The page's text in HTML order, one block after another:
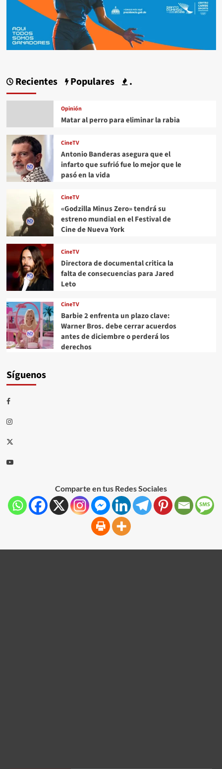
Recientes Populares .
Opinión
Matar al perro para eliminar la rabia
CineTV
Antonio Banderas asegura que el
infarto que sufrió fue lo mejor que le
pasó en la vida
CineTV
«Godzilla Minus Zero» tendrá su
estreno mundial en el Festival de
Cine de Nueva York
CineTV
Directora de documental critica la
falta de consecuencias para Jared
Leto
CineTV
Barbie 2 enfrenta un plazo clave:
Warner Bros. debe cerrar acuerdos
antes de diciembre o perderá los
derechos
Síguenos
Comparte en tus Redes Sociales